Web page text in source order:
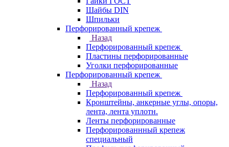
Шайбы DIN
Шпильки
Перфорированный крепеж
Назад
Перфорированный крепеж
Пластины перфорированные
Уголки перфорированные
Перфорированный крепеж
Назад
Перфорированный крепеж
Кронштейны, анкерные углы, опоры,
лента, лента уплотн.
Ленты перфорированные
Перфорированнный крепеж
специальный